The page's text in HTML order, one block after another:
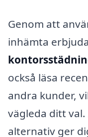
Genom att
inhämta
också läsa
andra kunder,
vägleda ditt
alternativ ger